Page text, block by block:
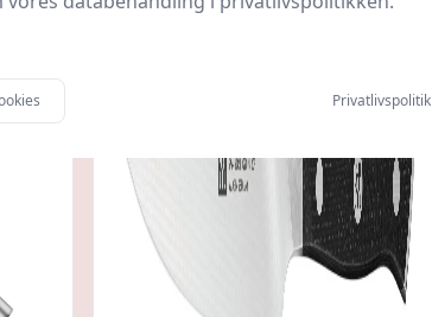
Privatlivspolitik